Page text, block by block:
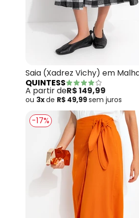
Saia (Xadrez Vichy) em
QUINTESS
A partir deR$ 149,99
ou 3xde R$ 49,99sem juros
-17%